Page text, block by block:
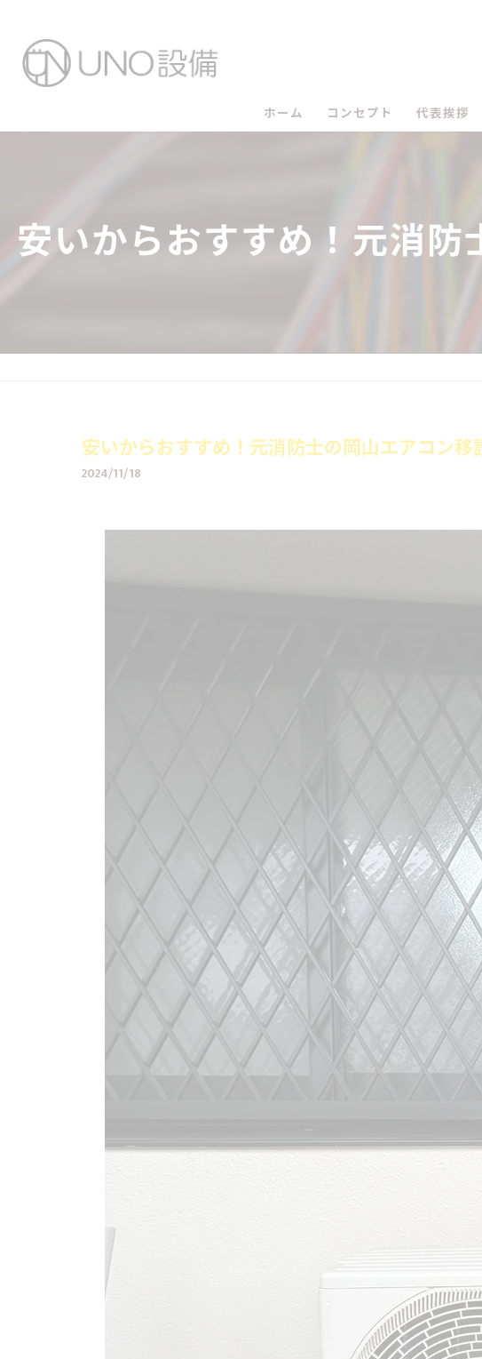
ホーム コンセプト
UNO設備のお客様の声
代表挨拶
安いからおすすめ！元消防
安いからおすすめ！元消防士の岡山エアコン移
2024/11/18